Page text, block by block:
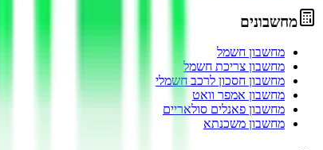
מחשבונים
מחשבון חשמל
מחשבון צריכת חשמל
מחשבון חסכון לרכב חשמלי
מחשבון אמפר וואט
מחשבון פאנלים סולאריים
מחשבון משכנתא